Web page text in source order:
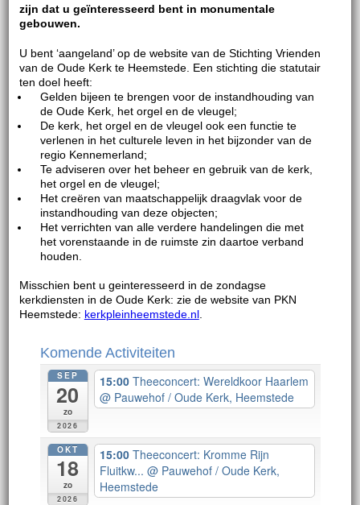
zijn dat u geïnteresseerd bent in monumentale
gebouwen.
U bent ‘aangeland’ op de website van de Stichting Vrienden
van de Oude Kerk te Heemstede. Een stichting die statutair
ten doel heeft:
Gelden bijeen te brengen voor de instandhouding van
de Oude Kerk, het orgel en de vleugel;
De kerk, het orgel en de vleugel ook een functie te
verlenen in het culturele leven in het bijzonder van de
regio Kennemerland;
Te adviseren over het beheer en gebruik van de kerk,
het orgel en de vleugel;
Het creëren van maatschappelijk draagvlak voor de
instandhouding van deze objecten;
Het verrichten van alle verdere handelingen die met
het vorenstaande in de ruimste zin daartoe verband
houden.
Misschien bent u geinteresseerd in de zondagse
kerkdiensten in de Oude Kerk: zie de website van PKN
Heemstede: kerkpleinheemstede.nl.
Komende Activiteiten
SEP
20
zo
2026
15:00 Theeconcert: Wereldkoor Haarlem
@ Pauwehof / Oude Kerk, Heemstede
OKT
18
zo
2026
15:00 Theeconcert: Kromme Rijn
Fluitkw... @ Pauwehof / Oude Kerk,
Heemstede